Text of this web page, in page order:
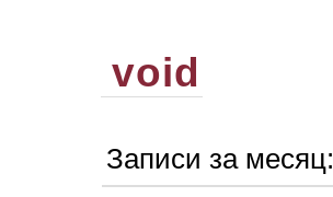
void
Записи за месяц: